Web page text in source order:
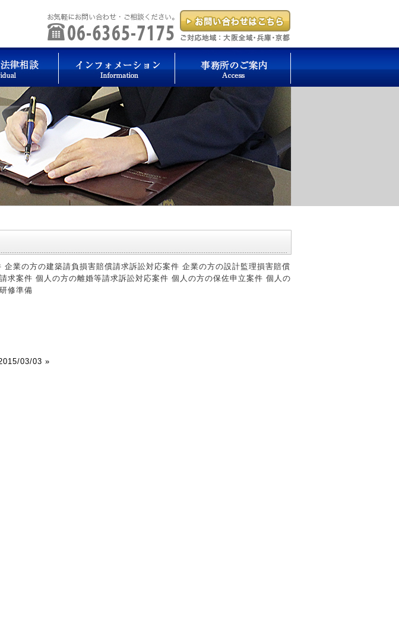
業の方の建築請負損害賠償請求訴訟対応案件 企業の方の設計監理損害賠償
求案件 個人の方の離婚等請求訴訟対応案件 個人の方の保佐申立案件 個人の
修準備
03/03 »